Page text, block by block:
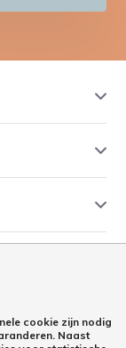
cookie zijn nodig
Naast